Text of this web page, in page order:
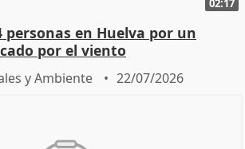
02:17
personas en Huelva por un
por el viento
y Ambiente 22/07/2026